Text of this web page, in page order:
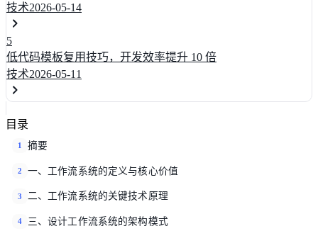
技术2026-05-14
5
低代码模板复用技巧，开发效率提升 10 倍
技术2026-05-11
目录
1 摘要
2 一、工作流系统的定义与核心价值
3 二、工作流系统的关键技术原理
4 三、设计工作流系统的架构模式